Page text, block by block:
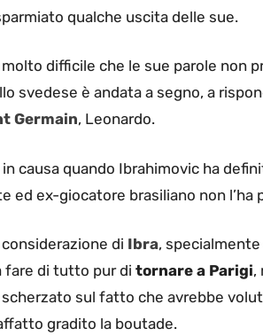
qualche uscita delle sue.
molto difficile che le sue parole non
svedese è andata a segno, a
Germain, Leonardo.
causa quando Ibrahimovic ha
ed ex-giocatore brasiliano non l’ha
di Ibra,
fare di tutto pur di tornare a Parigi,
scherzato sul fatto che avrebbe
gradito la boutade.